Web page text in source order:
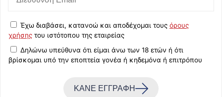
Έχω διαβάσει, κατανοώ και αποδέχομαι τους όρους
χρήσης του ιστότοπου της εταιρείας
Δηλώνω υπεύθυνα ότι είμαι άνω των 18 ετών ή ότι
βρίσκομαι υπό την εποπτεία γονέα ή κηδεμόνα ή επιτρόπου
ΚΑΝΕ ΕΓΓΡΑΦΗ